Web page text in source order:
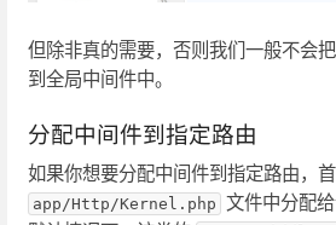
但除非真的需要，否则我们一般不会
到全局中间件中。
分配中间件到指定路由
如果你想要分配中间件到指定路由，
app/Http/Kernel.php 文件中分配